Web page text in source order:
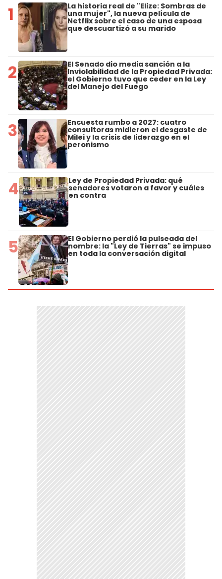
1 La historia real de "Elize: Sombras de
una mujer", la nueva película de
Netflix sobre el caso de una esposa
que descuartizó a su marido
2 El Senado dio media sanción a la
Inviolabilidad de la Propiedad Privada:
el Gobierno tuvo que ceder en la Ley
del Manejo del Fuego
3 Encuesta rumbo a 2027: cuatro
consultoras midieron el desgaste de
Milei y la crisis de liderazgo en el
peronismo
4 Ley de Propiedad Privada: qué
senadores votaron a favor y cuáles
en contra
5 El Gobierno perdió la pulseada del
nombre: la "Ley de Tierras" se impuso
en toda la conversación digital